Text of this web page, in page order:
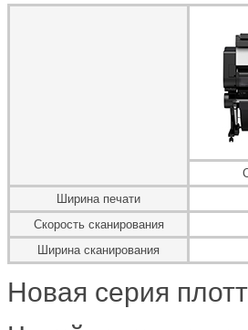
Ширина печати
Скорость сканирования
Ширина сканирования
Новая серия